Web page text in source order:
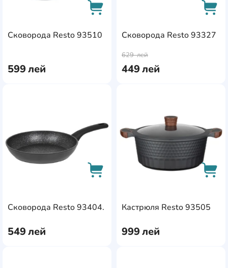
Сковорода Resto 93510
599лей
AddCardToCart
Сковорода Resto 93327
449лей
629лей
Сковорода Resto 93404.
549лей
AddCardToCart
Кастрюля Resto 93505
999лей